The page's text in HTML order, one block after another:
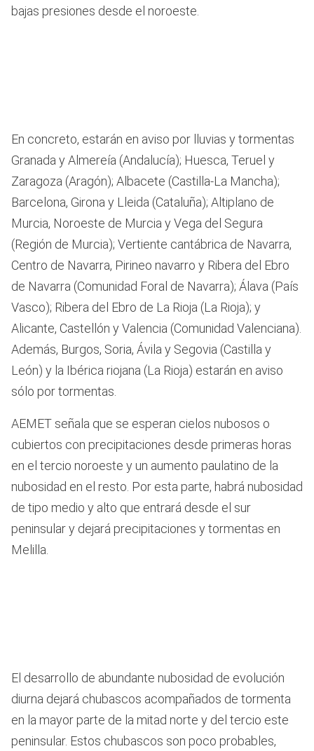
bajas presiones desde el noroeste.
En concreto, estarán en aviso por lluvias y tormentas
Granada y Almereía (Andalucía); Huesca, Teruel y
Zaragoza (Aragón); Albacete (Castilla-La Mancha);
Barcelona, Girona y Lleida (Cataluña); Altiplano de
Murcia, Noroeste de Murcia y Vega del Segura
(Región de Murcia); Vertiente cantábrica de Navarra,
Centro de Navarra, Pirineo navarro y Ribera del Ebro
de Navarra (Comunidad Foral de Navarra); Álava (País
Vasco); Ribera del Ebro de La Rioja (La Rioja); y
Alicante, Castellón y Valencia (Comunidad Valenciana).
Además, Burgos, Soria, Ávila y Segovia (Castilla y
León) y la Ibérica riojana (La Rioja) estarán en aviso
sólo por tormentas.
AEMET señala que se esperan cielos nubosos o
cubiertos con precipitaciones desde primeras horas
en el tercio noroeste y un aumento paulatino de la
nubosidad en el resto. Por esta parte, habrá nubosidad
de tipo medio y alto que entrará desde el sur
peninsular y dejará precipitaciones y tormentas en
Melilla.
El desarrollo de abundante nubosidad de evolución
diurna dejará chubascos acompañados de tormenta
en la mayor parte de la mitad norte y del tercio este
peninsular. Estos chubascos son poco probables,